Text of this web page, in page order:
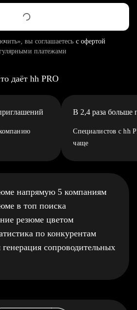
вы соглашаетесь с офертой
платежами
даёт hh PRO
В 2,4 раза больше
Специалистов с hh
чаще
напрямую 5 компаниям
в топ поиска
резюме цветом
по конкурентам
сопроводительных